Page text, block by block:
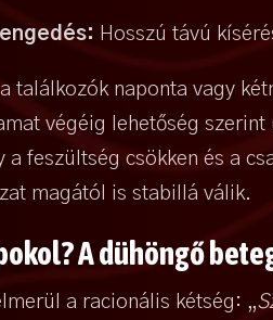
Hosszú távú
találkozók naponta vagy
végéig lehetőség szerint
a feszültség csökken és a
magától is stabillá válik.
A dühöngő
a racionális kétség: „